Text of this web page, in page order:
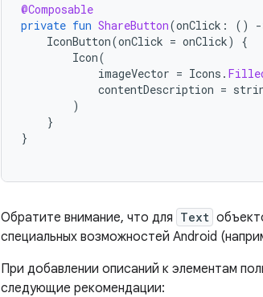
@Composable
private fun ShareButton(onClick : () -
IconButton(onClick = onClick)
{
Icon(
imageVector = Icons .
contentDescription =
)
}
}
Обратите внимание, что для Text
специальных возможностей Android
При добавлении описаний к элементам
следующие рекомендации: